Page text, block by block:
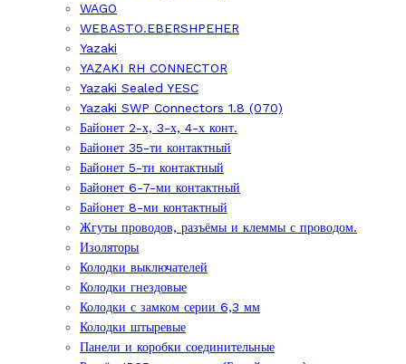
WAGO
WEBASTO.EBERSHPEHER
Yazaki
YAZAKI RH CONNECTOR
Yazaki Sealed YESC
Yazaki SWP Connectors 1.8 (070)
Байонет 2-х, 3-х, 4-х конт.
Байонет 35-ти контактный
Байонет 5-ти контактный
Байонет 6-7-ми контактный
Байонет 8-ми контактный
Жгуты проводов, разъёмы и клеммы с проводом.
Изоляторы
Колодки выключателей
Колодки гнездовые
Колодки с замком серии 6,3 мм
Колодки штыревые
Панели и коробки соединительные